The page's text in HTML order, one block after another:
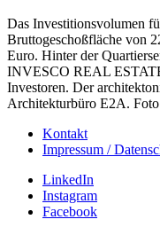
Das Investitionsvolumen
Bruttogeschoßfläche von
Euro. Hinter der
INVESCO REAL
Investoren. Der
Architekturbüro E2A.
Kontakt
Impressum /
LinkedIn
Instagram
Facebook